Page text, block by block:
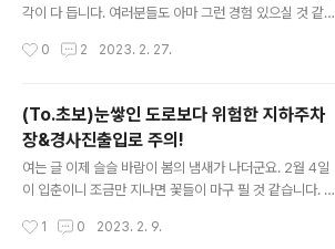
지 주차 공간이 없었습니다. 그래서 산으로 걸어 올라가서
상황이 발생하게 되었고 이 이야기를 함께 나누고 싶어 글
각이 다 듭니다. 여러분들도 아마 그런 경험 있으실 것 같은
하고 안전한 경우도 있지만, 왠지 모르게 나도 모르게 급정
법은 앞차량과의 거리를 충분히 두는 것이 최선인데 꽉 막
히는 도로 환경이거나 아니면 계속 안전 거리 안으로 끼어
드는 차량들 때문에 고민이 되는 것도 사실이죠. 그래서 오
늘은 뒤에서 따라갈 때 피곤한 선행차량 유형 중 브레이크
- 풀브레이킹 개인적으로 브레이크를 굉장히 민감하고 조
0 2 2023. 2. 27.
(To.초보)눈쌓인 도로보다 위험한 지하주차
장&경사진출입로 주의!
여는 글 이제 슬슬 바람이 봄의 냄새가 나더군요. 2월 4일
이 입춘이니 조금만 지나면 꽃들이 마구 필 것 같습니다. 지
경우 다행히 폭설이라 할만큼 순간적으로 많은 눈이 내리
1 0 2023. 2. 9.